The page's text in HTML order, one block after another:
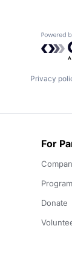
Privacy
For
Donate